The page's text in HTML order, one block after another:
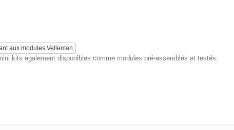
aux modules Velleman
kits également disponibles comme modules pré-assemblés et testés.